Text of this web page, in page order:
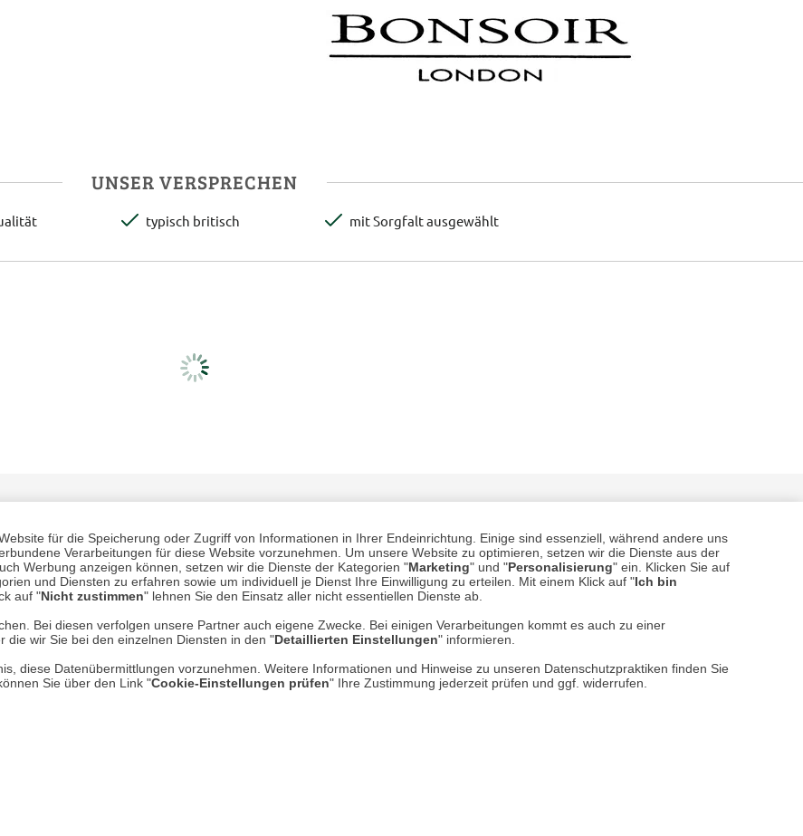
für die Speicherung oder Zugriff von Informationen in Ihrer Endeinrichtung. Einige sind essenziell, während andere uns
Verarbeitungen für diese Website vorzunehmen. Um unsere Website zu optimieren, setzen wir die Dienste aus der
Werbung anzeigen können, setzen wir die Dienste der Kategorien "Marketing" und "Personalisierung" ein. Klicken Sie auf
und Diensten zu erfahren sowie um individuell je Dienst Ihre Einwilligung zu erteilen. Mit einem Klick auf "Ich bin
auf "Nicht zustimmen" lehnen Sie den Einsatz aller nicht essentiellen Dienste ab.
Bei diesen verfolgen unsere Partner auch eigene Zwecke. Bei einigen Verarbeitungen kommt es auch zu einer
die wir Sie bei den einzelnen Diensten in den "Detaillierten Einstellungen" informieren.
diese Datenübermittlungen vorzunehmen. Weitere Informationen und Hinweise zu unseren Datenschutzpraktiken finden Sie
Sie über den Link "Cookie-Einstellungen prüfen" Ihre Zustimmung jederzeit prüfen und ggf. widerrufen.
UNSER VERSPRECHEN
typisch britisch mit Sorgfalt ausgewählt
Mehr erfahren
Über uns
UnsereVersand- und Zahlungsarten